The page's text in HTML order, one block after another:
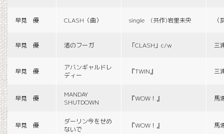
早見 優 CLASH（曲） single (共作)岩里未央
早見 優 渚のフーガ 「CLASH」c/w 三
早見 優
アバンギャルドレ
ディー
『TWIN』 三
早見 優
MANDAY
SHUTDOWN
『WOW！』 馬
早見 優
ダーリン今をせめ
ないで
『WOW！』 馬